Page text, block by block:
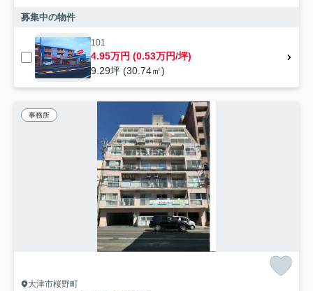
募集中の物件
101
4.95万円 (0.53万円/坪)
9.29坪 (30.74㎡)
事務所
大津市桜野町